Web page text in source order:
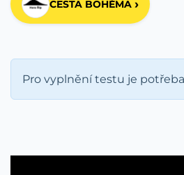
CESTA BOHÉMA ›
Pro vyplnění testu je